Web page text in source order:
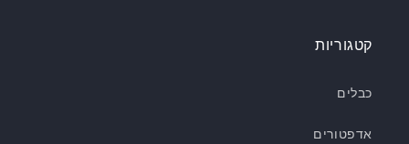
קטגוריות
כבלים
אדפטורים